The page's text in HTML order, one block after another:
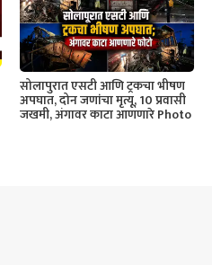
सोलापुरात एसटी आणि ट्रकचा भीषण
अपघात, दोन जणांचा मृत्यू, 10 प्रवासी
जखमी, अंगावर काटा आणणारे Photo